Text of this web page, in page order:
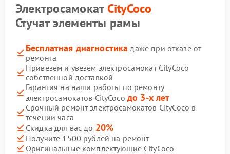
Электросамокат CityCoco
Стучат элементы рамы
Бесплатная диагностика даже при отказе от
ремонта
Привезем и увезем электросамокат CityCoco
собственной доставкой
Гарантия на наши работы по ремонту
электросамокатов CityCoco до 3-х лет
Срочный ремонт электросамокатов CityCoco в
течении часа
Скидка для вас до 20%
Получите 1500 рублей на ремонт
Оригинальные комплектующие CityCoco